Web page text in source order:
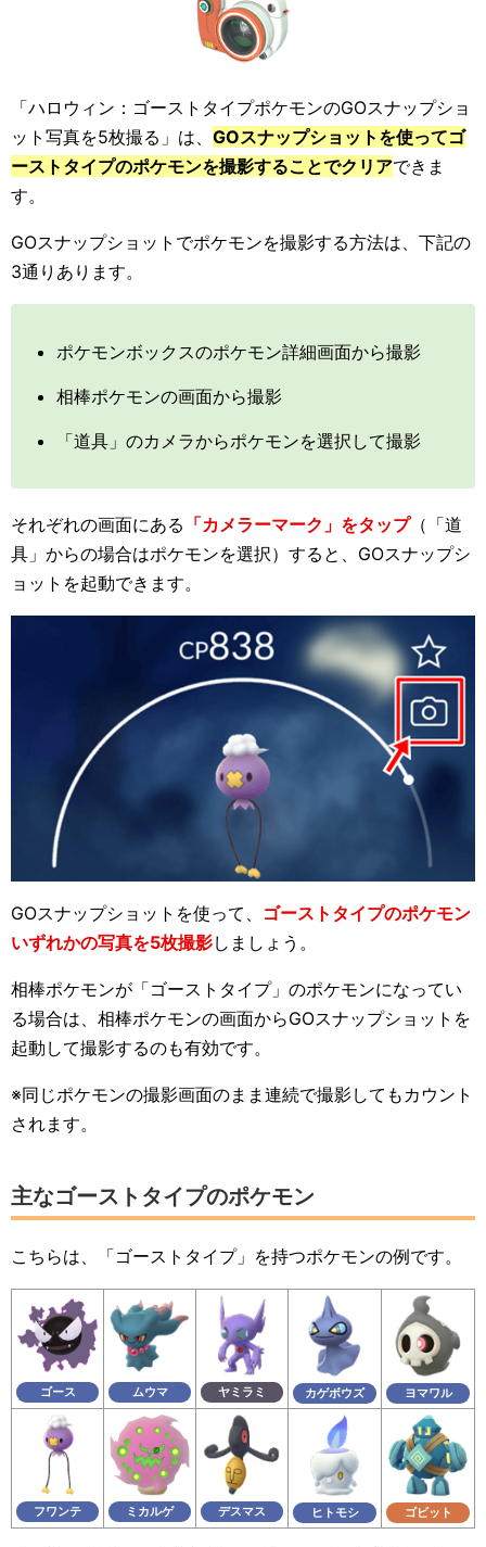
「ハロウィン：ゴーストタイプポケモンのGOスナップショ
ット写真を5枚撮る」は、 GOスナップショットを使ってゴ
ーストタイプのポケモンを撮影することでクリアできま
す。
GOスナップショットでポケモンを撮影する方法は、下記の
3通りあります。
ポケモンボックスのポケモン詳細画面から撮影
相棒ポケモンの画面から撮影
「道具」のカメラからポケモンを選択して撮影
それぞれの画面にある 「カメラーマーク」をタップ（「道
具」からの場合はポケモンを選択）すると、GOスナップシ
ョットを起動できます。
GOスナップショットを使って、 ゴーストタイプのポケモン
いずれかの写真を5枚撮影しましょう。
相棒ポケモンが「ゴーストタイプ」のポケモンになってい
る場合は、相棒ポケモンの画面からGOスナップショットを
起動して撮影するのも有効です。
※同じポケモンの撮影画面のまま連続で撮影してもカウント
されます。
主なゴーストタイプのポケモン
こちらは、「ゴーストタイプ」を持つポケモンの例です。
ゴース ムウマ ヤミラミ カゲボウズ ヨマワル
フワンテ ミカルゲ デスマス ヒトモシ ゴビット